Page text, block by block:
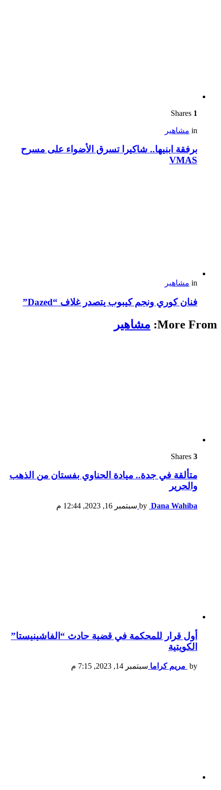
1
in مشاهير
برفقة ابنيها.. شاكيرا تسرق الأضواء على مسرح
VMAS
in مشاهير
فنان كوري ونجم كيبوب يتصدر غلاف “Dazed”
More From: مشاهير
3
متألقة في جدة.. ميادة الحناوي بفستان من الذهب
والحرير
by Dana Wahiba سبتمبر 16, 2023, 12:44 م
أول قرار للمحكمة في قضية حادث “الفاشينيستا”
الكويتية
by مريم كراما سبتمبر 14, 2023, 7:15 م